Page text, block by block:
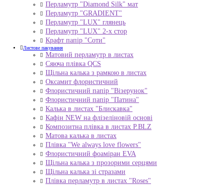
Перламутр "Diamond Silk" мат
Перламутр "GRADIENT"
Перламутр "LUX" глянець
Перламутр "LUX" 2-х стор
Крафт папір "Соти"
Листове пакування
Матовий перламутр в листах
Сяюча плівка QCS
Щільна калька з рамкою в листах
Оксамит флористичний
Флористичний папір "Візерунок"
Флористичний папір "Патина"
Калька в листах "Блискавка"
Кафін NEW на флізеліновій основі
Композитна плівка в листах Р.BLZ
Матова калька в листах
Плівка "We always love flowers"
Флористичний фоаміран EVA
Щільна калька з прозорими серцями
Щільна калька зі стразами
Плівка перламутр в листах "Roses"